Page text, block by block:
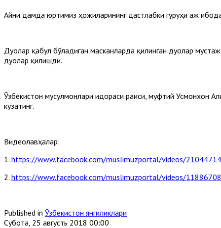
Айни дамда юртимиз ҳожиларининг дастлабки гуруҳи Ҳаж
Дуолар қабул бўладиган масканларда қилинган дуолар
дуолар қилишди.
Ўзбекистон мусулмонлари идораси раиси, муфтий Усмонхон
кузатинг.
Видеолавҳалар:
1. https://www.facebook.com/muslimuzportal/videos/
2. https://www.facebook.com/muslimuzportal/videos/
Published in Ўзбекистон янгиликлари
Субота, 25 августь 2018 00:00